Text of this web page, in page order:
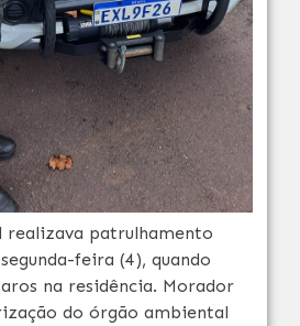
realizava patrulhamento
feira (4), quando
na residência. Morador
do órgão ambiental